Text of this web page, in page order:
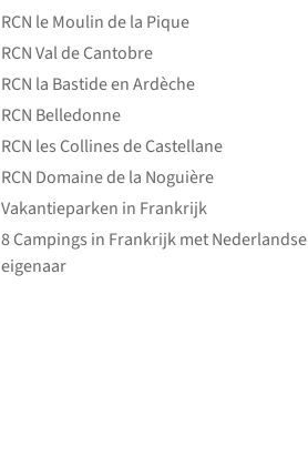
RCN le Moulin de la Pique
RCN Val de Cantobre
RCN la Bastide en Ardèche
RCN Belledonne
RCN les Collines de Castellane
RCN Domaine de la Noguière
Vakantieparken in Frankrijk
8 Campings in Frankrijk met Nederlandse
eigenaar